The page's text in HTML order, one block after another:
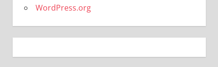
WordPress.org